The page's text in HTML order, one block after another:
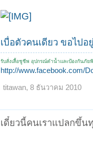
เบื่อตัวคนเดียว ขอไป
รับสั่งเสื้อชูชีพ อุปกรณ์ดำน้ำและป้องกันภัย
http://www.facebook.com/
titawan, 8 ธันวาคม 2010
เดี๋ยวนี้คนเราแปลกขึ้น